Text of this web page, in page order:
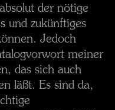
der nötige
und zukünftiges
Jedoch
meiner
das sich auch
läßt. Es sind da,